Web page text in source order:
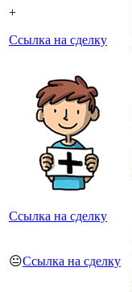
+
Ссылка на сделку
Ссылка на сделку
😐Ссылка на сделку